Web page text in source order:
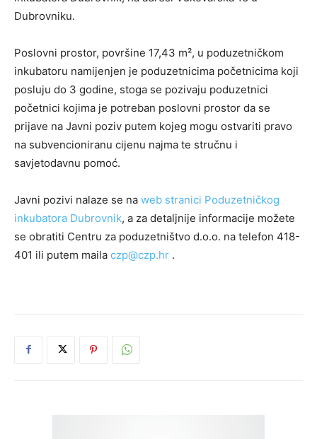
Dubrovniku.
Poslovni prostor, površine 17,43 m², u poduzetničkom
inkubatoru namijenjen je poduzetnicima početnicima koji
posluju do 3 godine, stoga se pozivaju poduzetnici
početnici kojima je potreban poslovni prostor da se
prijave na Javni poziv putem kojeg mogu ostvariti pravo
na subvencioniranu cijenu najma te stručnu i
savjetodavnu pomoć.
Javni pozivi nalaze se na web stranici Poduzetničkog
inkubatora Dubrovnik, a za detaljnije informacije možete
se obratiti Centru za poduzetništvo d.o.o. na telefon 418-
401 ili putem maila czp@czp.hr .